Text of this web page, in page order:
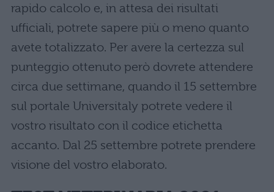
rapido calcolo e, in attesa dei risultati
ufficiali, potrete sapere più o meno quanto
avete totalizzato. Per avere la certezza sul
punteggio ottenuto però dovrete attendere
circa due settimane, quando il 15 settembre
sul portale Universitaly potrete vedere il
vostro risultato con il codice etichetta
accanto. Dal 25 settembre potrete prendere
visione del vostro elaborato.